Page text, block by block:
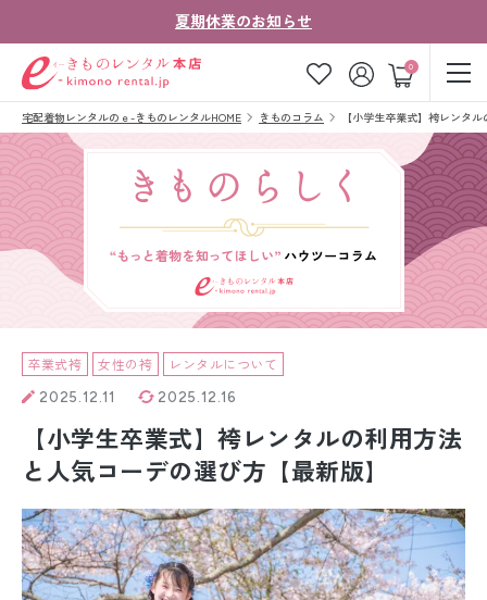
夏期休業のお知らせ
0
ゲスト
お気に入り ログイン カート
ご注文の流れ
よくあるご質問
きものコラム お客様の声
法人・グループの
お客様はこちら
着物の種類から探す
七五三レンタル
振袖レンタル
卒業式袴レンタル
宅配着物レンタルのｅ-きものレンタルHOME きものコラム 【小学生卒業式】袴レンタ
卒業式袴 女性の袴 レンタルについて
2025.12.11 2025.12.16
【小学生卒業式】袴レンタルの利用方法
と人気コーデの選び方【最新版】